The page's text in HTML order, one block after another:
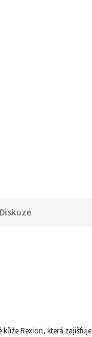
Diskuze
kůže Rexion, která